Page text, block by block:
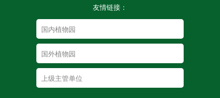
友情链接：